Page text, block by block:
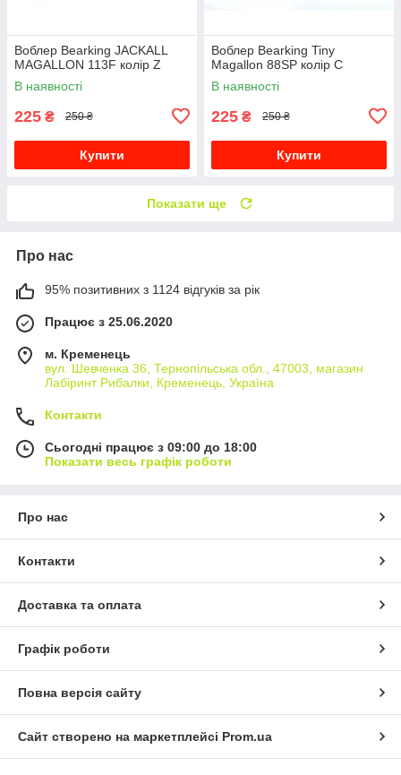
Воблер Bearking JACKALL
MAGALLON 113F колір Z
В наявності
225 ₴ 250 ₴
Купити
Воблер Bearking Tiny
Magallon 88SP колір C
В наявності
225 ₴ 250 ₴
Купити
Показати ще
Про нас
95% позитивних з 1124 відгуків за рік
Працює з 25.06.2020
м. Кременець
вул. Шевченка 36, Тернопільська обл., 47003, магазин
Лабіринт Рибалки, Кременець, Україна
Контакти
Сьогодні працює з 09:00 до 18:00
Показати весь графік роботи
Про нас
Контакти
Доставка та оплата
Графік роботи
Повна версія сайту
Сайт створено на маркетплейсі Prom.ua